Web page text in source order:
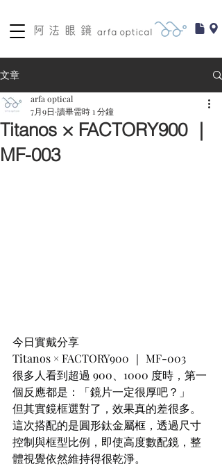
文章
Titanos × FACTORY900 ｜
MF-003
arfa optical
7月9日 讀畢需時 1 分鐘
今日實戴分享
Titanos × FACTORY900 ｜ MF-003
很多人看到超過 900、1000 度時，第一
個反應都是：「鏡片一定很厚吧？」
但其實鏡框選對了，效果真的差很多。
這次搭配的是圓形鈦金屬框，透過尺寸
控制與框型比例，即使高度數配鏡，整
體視覺依然維持得很乾淨。